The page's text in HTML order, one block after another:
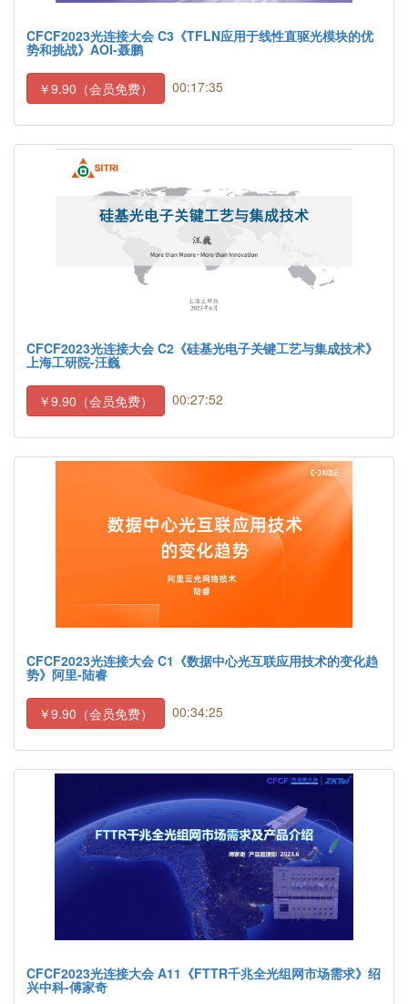
CFCF2023光连接大会 C3《TFLN应用于线性直驱光模块的优
势和挑战》AOI-聂鹏
￥9.90（会员免费） 00:17:35
CFCF2023光连接大会 C2《硅基光电子关键工艺与集成技术》
上海工研院-汪巍
￥9.90（会员免费） 00:27:52
CFCF2023光连接大会 C1《数据中心光互联应用技术的变化趋
势》阿里-陆睿
￥9.90（会员免费） 00:34:25
CFCF2023光连接大会 A11《FTTR千兆全光组网市场需求》绍
兴中科-傅家奇